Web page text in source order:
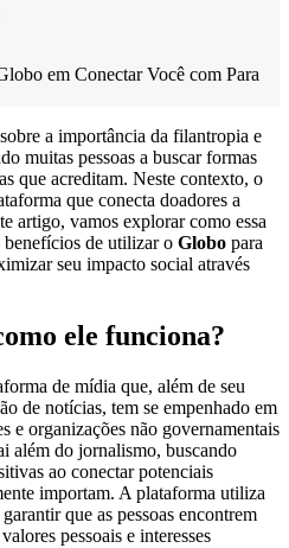
em Conectar Você com Para
a importância da filantropia e
muitas pessoas a buscar formas
que acreditam. Neste contexto, o
que conecta doadores a
artigo, vamos explorar como essa
benefícios de utilizar o Globo para
seu impacto social através
ele funciona?
de mídia que, além de seu
de notícias, tem se empenhado em
e organizações não governamentais
além do jornalismo, buscando
ao conectar potenciais
importam. A plataforma utiliza
que as pessoas encontrem
pessoais e interesses